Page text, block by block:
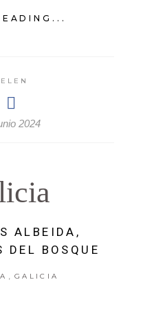
2024
ALBEIDA,
DEL BOSQUE
GALICIA